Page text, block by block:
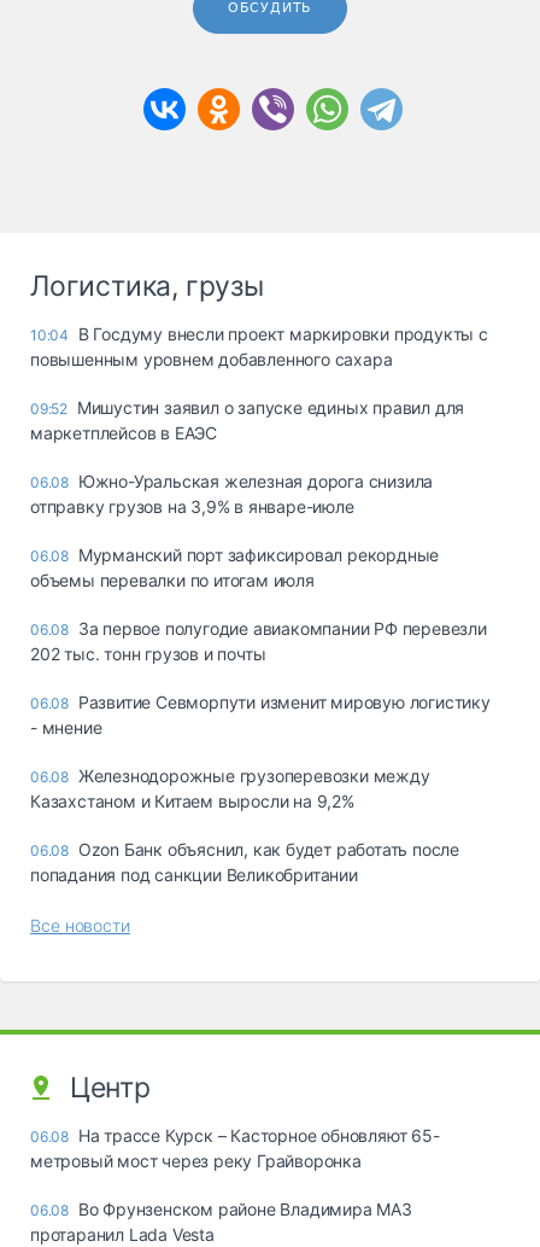
ОБСУДИТЬ
Логистика, грузы
10:04
В Госдуму внесли проект маркировки продукты с
повышенным уровнем добавленного сахара
09:52 Мишустин заявил о запуске единых правил для
маркетплейсов в ЕАЭС
06.08 Южно-Уральская железная дорога снизила
отправку грузов на 3,9% в январе-июле
06.08 Мурманский порт зафиксировал рекордные
объемы перевалки по итогам июля
06.08 За первое полугодие авиакомпании РФ перевезли
202 тыс. тонн грузов и почты
06.08 Развитие Севморпути изменит мировую логистику
- мнение
06.08 Железнодорожные грузоперевозки между
Казахстаном и Китаем выросли на 9,2%
06.08 Ozon Банк объяснил, как будет работать после
попадания под санкции Великобритании
Все новости
Центр
06.08 На трассе Курск – Касторное обновляют 65-
метровый мост через реку Грайворонка
06.08 Во Фрунзенском районе Владимира МАЗ
протаранил Lada Vesta